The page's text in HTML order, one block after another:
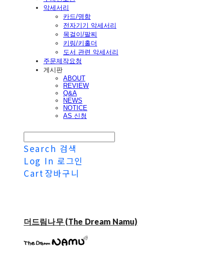
악세서리
카드/명함
전자기기 악세서리
목걸이/팔찌
키링/키홀더
도서 관련 악세서리
주문제작요청
게시판
ABOUT
REVIEW
Q&A
NEWS
NOTICE
AS 신청
Search 검색
Log In 로그인
Cart 장바구니
더드림나무 (The Dream Namu)